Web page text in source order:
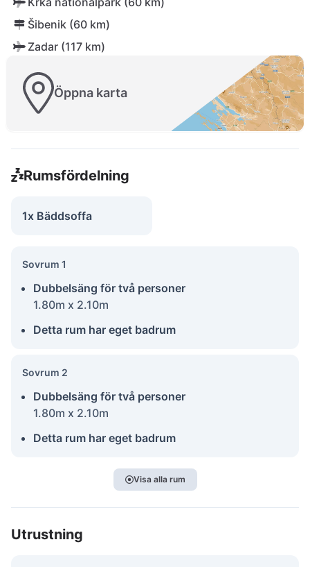
Šibenik (60 km)
Zadar (117 km)
Öppna karta
Rumsfördelning
1x Bäddsoffa
Sovrum 1
Dubbelsäng för två personer
1.80m x 2.10m
Detta rum har eget badrum
Sovrum 2
Dubbelsäng för två personer
1.80m x 2.10m
Detta rum har eget badrum
Visa alla rum
Utrustning